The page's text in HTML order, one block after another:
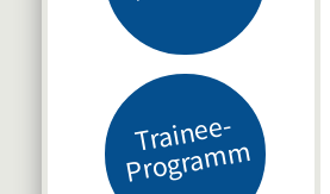
Tr
ai
n
e
e-
Pr
o
gr
a
m
m